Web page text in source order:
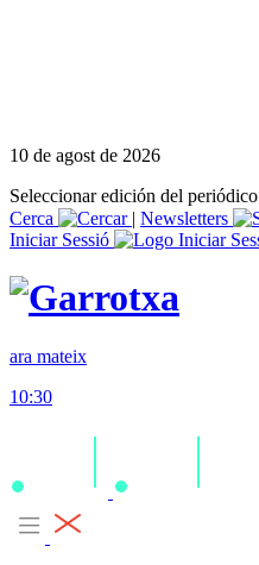
10 de agost de 2026
Seleccionar edición del periódico
Cerca
| Newsletters
Iniciar Sessió
ara mateix
10:30